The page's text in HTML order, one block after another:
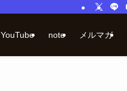
YouTube note メルマガ